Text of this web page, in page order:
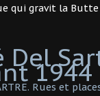
qui gravit la
Del1944
Rues et